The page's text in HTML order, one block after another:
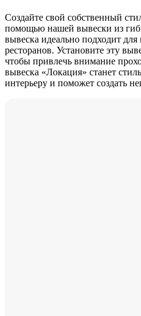
Создайте свой собственный
помощью нашей вывески из
вывеска идеально подходит
ресторанов. Установите эту
чтобы привлечь внимание
вывеска «Локация» станет
интерьеру и поможет создать